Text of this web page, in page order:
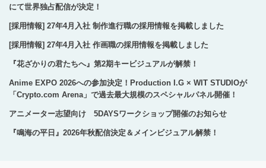
にて世界独占配信が決定！
[採用情報] 27年4月入社 制作進行職の採用情報を掲載しました
[採用情報] 27年4月入社 作画職の採用情報を掲載しました
『花ざかりの君たちへ』第2期キービジュアルが解禁！
Anime EXPO 2026への参加決定！Production I.G × WIT STUDIOが
「Crypto.com Arena」で過去最大規模のスペシャルパネル開催！
アニメーター志望向け 5DAYSワークショップ開催のお知らせ
『鳴海の平日』2026年秋配信決定＆メインビジュアル解禁！